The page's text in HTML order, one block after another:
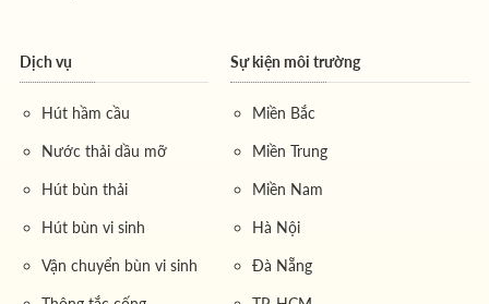
Dịch vụ
Hút hầm cầu
Nước thải dầu mỡ
Hút bùn thải
Hút bùn vi sinh
Vận chuyển bùn vi sinh
Sự kiện môi trường
Miền Bắc
Miền Trung
Miền Nam
Hà Nội
Đà Nẵng